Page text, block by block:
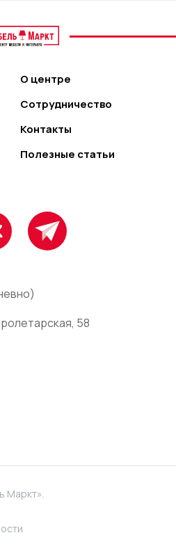
О центре
Сотрудничество
Контакты
Полезные статьи
58
Маркт».